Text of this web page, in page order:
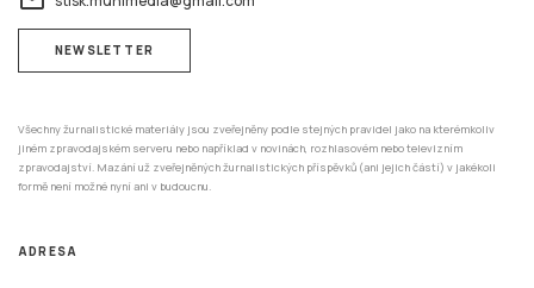
NEWSLETTER
Všechny žurnalistické materiály jsou zveřejněny podle stejných pravidel jako na kterémkoliv
jiném zpravodajském serveru nebo například v novinách, rozhlasovém nebo televizním
zpravodajství. Mazání už zveřejněných žurnalistických příspěvků (ani jejich částí) v jakékoli
formě není možné nyní ani v budoucnu.
ADRESA